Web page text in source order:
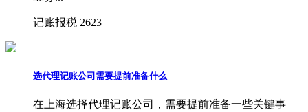
记账报税 2623
选代理记账公司需要提前准备什么
在上海选择代理记账公司，需要提前准备一些关键事